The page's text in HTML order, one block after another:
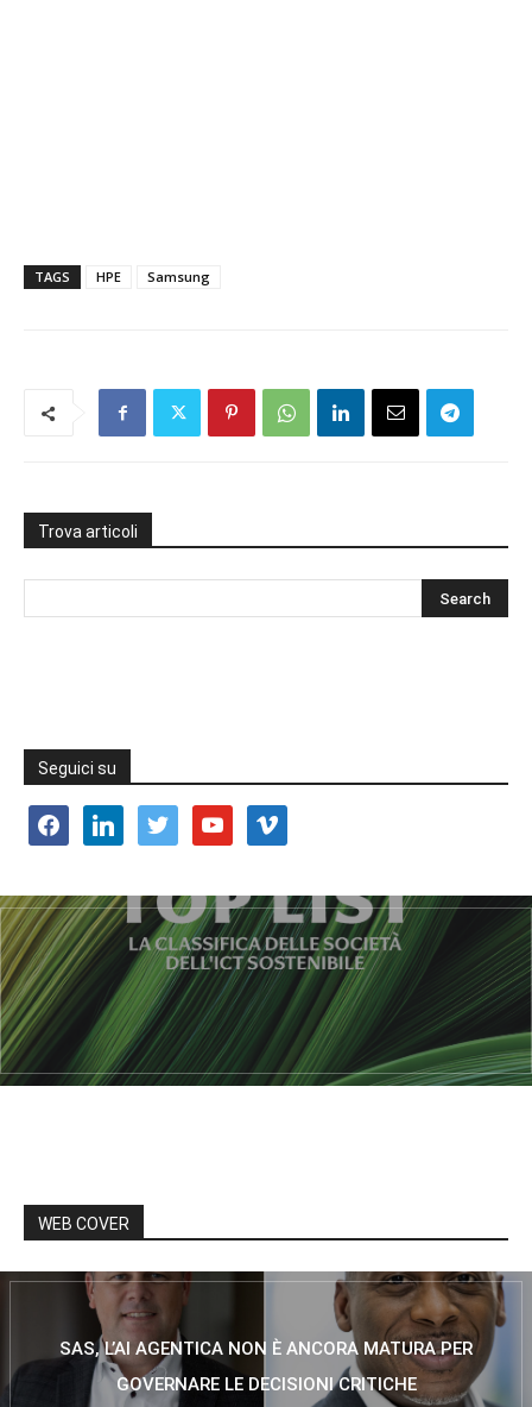
TAGS HPE Samsung
Trova articoli
Seguici su
facebooklinkedin twitter youtube vimeo
WEB COVER
SAS, L’AI AGENTICA NON È ANCORA MATURA PER
GOVERNARE LE DECISIONI CRITICHE